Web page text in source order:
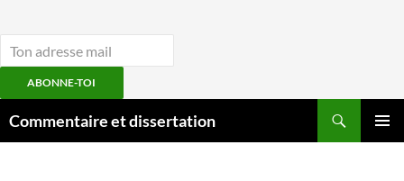
ABONNE-TOI
auCommentaire et dissertation